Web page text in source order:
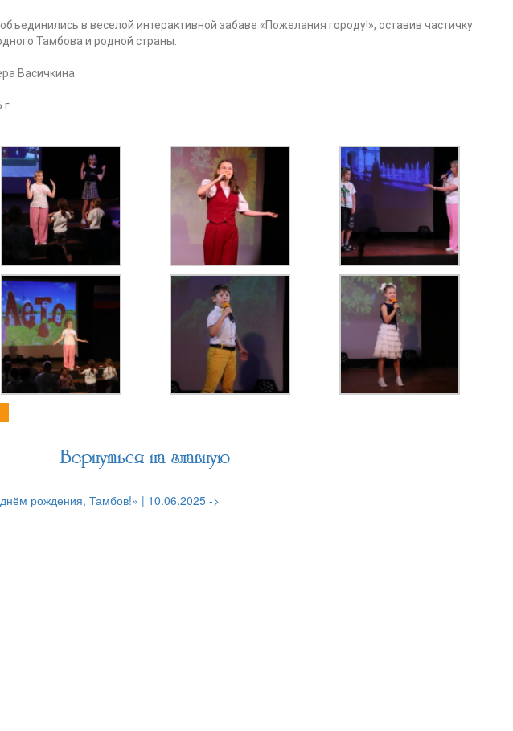
в веселой интерактивной забаве «Пожелания городу!», оставив частичку
Тамбова и родной страны.
Васичкина.
Вернуться на главную
рождения, Тамбов!» | 10.06.2025 ->